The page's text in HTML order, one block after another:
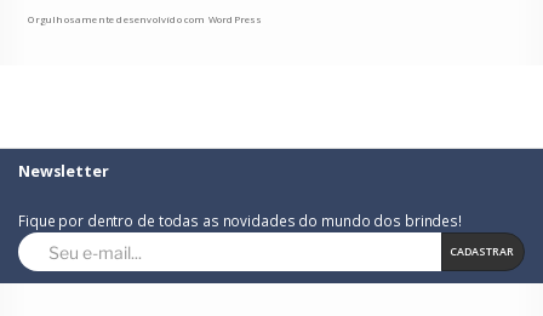
Orgulhosamente desenvolvido com WordPress
Newsletter
Fique por dentro de todas as novidades do mundo dos brindes!
CADASTRAR